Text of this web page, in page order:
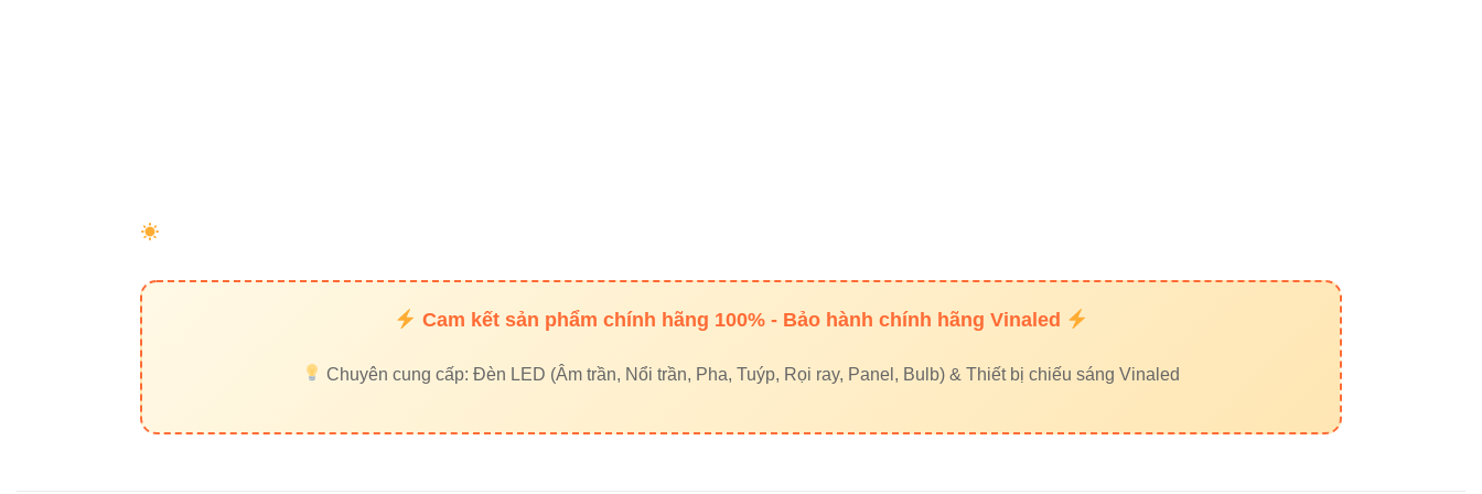
Khu trưng bày:Nên dùng 6500K cho độ nổi bật cao.
Cam kết sản phẩm chính hãng 100% - Bảo hành chính hãng Vinaled
Chuyên cung cấp: Đèn LED (Âm trần, Nổi trần, Pha, Tuýp, Rọi ray, Panel, Bulb) & Thiết bị chiếu sáng Vinaled